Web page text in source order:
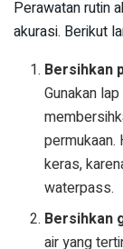
Perawatan rutin
akurasi. Berikut
Bersihkan
Gunakan
permukaan.
keras,
waterpass.
Bersihkan
air yang